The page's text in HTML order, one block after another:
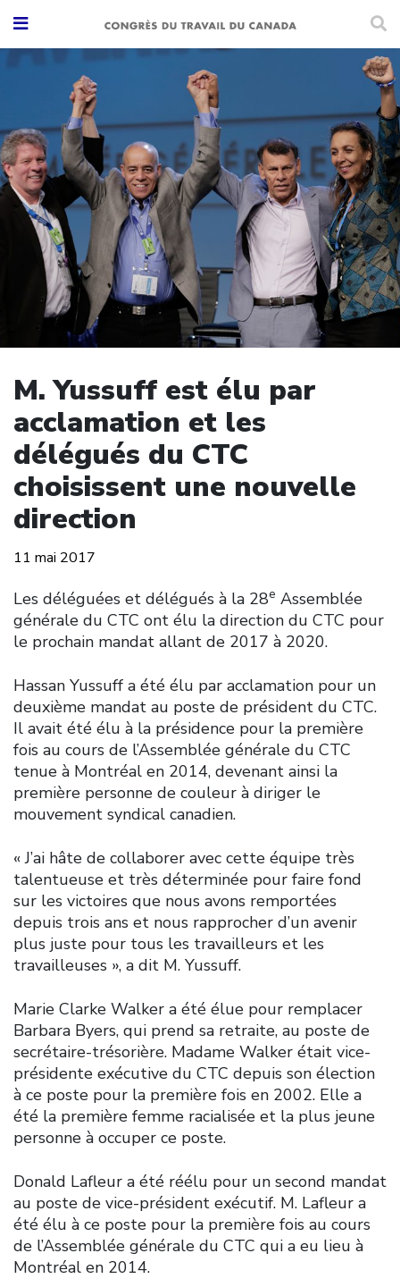
M. Yussuff est élu par
acclamation et les
délégués du CTC
choisissent une nouvelle
direction
11 mai 2017
Les déléguées et délégués à la 28e Assemblée
générale du CTC ont élu la direction du CTC pour
le prochain mandat allant de 2017 à 2020.
Hassan Yussuff a été élu par acclamation pour un
deuxième mandat au poste de président du CTC.
Il avait été élu à la présidence pour la première
fois au cours de l’Assemblée générale du CTC
tenue à Montréal en 2014, devenant ainsi la
première personne de couleur à diriger le
mouvement syndical canadien.
« J’ai hâte de collaborer avec cette équipe très
talentueuse et très déterminée pour faire fond
sur les victoires que nous avons remportées
depuis trois ans et nous rapprocher d’un avenir
plus juste pour tous les travailleurs et les
travailleuses », a dit M. Yussuff.
Marie Clarke Walker a été élue pour remplacer
Barbara Byers, qui prend sa retraite, au poste de
secrétaire-trésorière. Madame Walker était vice-
présidente exécutive du CTC depuis son élection
à ce poste pour la première fois en 2002. Elle a
été la première femme racialisée et la plus jeune
personne à occuper ce poste.
Donald Lafleur a été réélu pour un second mandat
au poste de vice-président exécutif. M. Lafleur a
été élu à ce poste pour la première fois au cours
de l’Assemblée générale du CTC qui a eu lieu à
Montréal en 2014.